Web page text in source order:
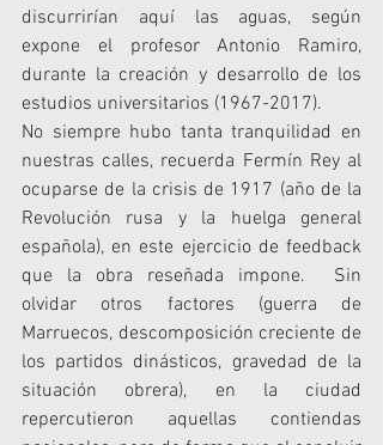
discurrirían aquí las aguas, según
expone el profesor Antonio Ramiro,
durante la creación y desarrollo de los
estudios universitarios (1967-2017).
No siempre hubo tanta tranquilidad en
nuestras calles, recuerda Fermín Rey al
ocuparse de la crisis de 1917 (año de la
Revolución rusa y la huelga general
española), en este ejercicio de feedback
que la obra reseñada impone.  Sin
olvidar otros factores (guerra de
Marruecos, descomposición creciente de
los partidos dinásticos, gravedad de la
situación obrera), en la ciudad
repercutieron aquellas contiendas